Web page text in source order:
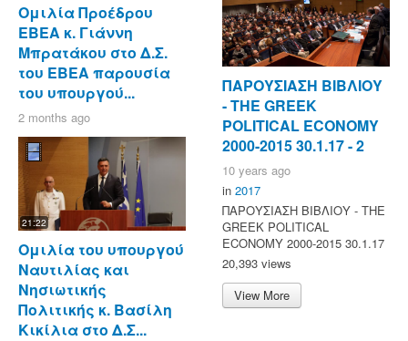
Ομιλία Προέδρου
ΕΒΕΑ κ. Γιάννη
Μπρατάκου στο Δ.Σ.
του ΕΒΕΑ παρουσία
του υπουργού...
2 months ago
21:22
Ομιλία του υπουργού
Ναυτιλίας και
Νησιωτικής
Πολιτικής κ. Βασίλη
Κικίλια στο Δ.Σ...
ΠΑΡΟΥΣΙΑΣΗ ΒΙΒΛΙΟΥ
- ΤΗΕ GREEK
POLITICAL ECONOMY
2000-2015 30.1.17 - 2
10 years ago
in 2017
ΠΑΡΟΥΣΙΑΣΗ ΒΙΒΛΙΟΥ - ΤΗΕ
GREEK POLITICAL
ECONOMY 2000-2015 30.1.17
20,393 views
View More